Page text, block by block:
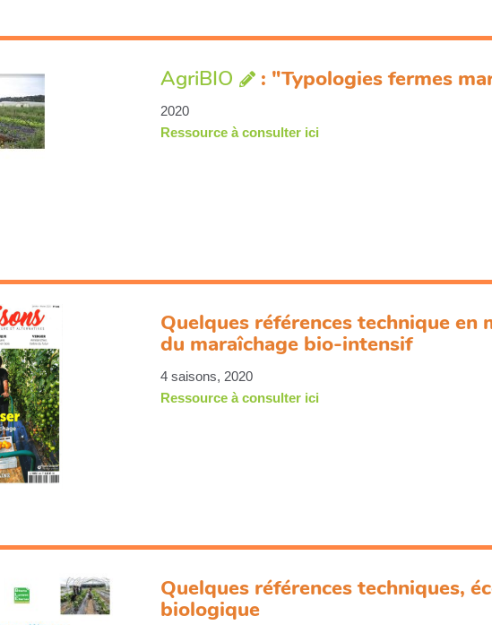
AgriBIO : "Typologies fermes
2020
Ressource à consulter ici
Quelques références technique en
du maraîchage bio-intensif
4 saisons, 2020
Ressource à consulter ici
Quelques références techniques,
biologique